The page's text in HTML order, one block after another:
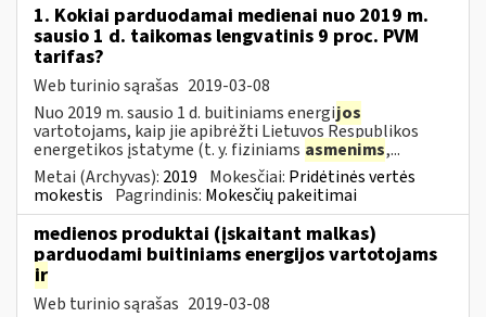
1. Kokiai parduodamai medienai nuo 2019 m.
sausio 1 d. taikomas lengvatinis 9 proc. PVM
tarifas?
Web turinio sąrašas 2019-03-08
Nuo 2019 m. sausio 1 d. buitiniams energijos
vartotojams, kaip jie apibrėžti Lietuvos Respublikos
energetikos įstatyme (t. y. fiziniams asmenims,...
Metai (Archyvas): 2019 Mokesčiai: Pridėtinės vertės
mokestis Pagrindinis: Mokesčių pakeitimai
medienos produktai (įskaitant malkas)
parduodami buitiniams energijos vartotojams
ir
Web turinio sąrašas 2019-03-08